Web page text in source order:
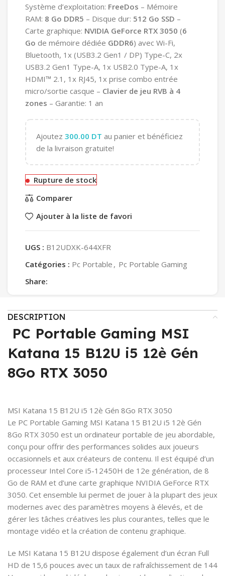
Système d’exploitation: FreeDos – Mémoire
RAM: 8 Go DDR5 – Disque dur: 512 Go SSD –
Carte graphique: NVIDIA GeForce RTX 3050 (6
Go de mémoire dédiée GDDR6) avec Wi-Fi,
Bluetooth, 1x (USB3.2 Gen1 / DP) Type-C, 2x
USB3.2 Gen1 Type-A, 1x USB2.0 Type-A, 1x
HDMI™ 2.1, 1x RJ45, 1x prise combo entrée
micro/sortie casque – Clavier de jeu RVB à 4
zones – Garantie: 1 an
Ajoutez 300.00 DT au panier et bénéficiez
de la livraison gratuite!
Rupture de stock
Comparer
Ajouter à la liste de favori
UGS : B12UDXK-644XFR
Catégories : Pc Portable , Pc Portable Gaming
Share:
DESCRIPTION
PC Portable Gaming MSI
Katana 15 B12U i5 12è Gén
8Go RTX 3050
MSI Katana 15 B12U i5 12è Gén 8Go RTX 3050
Le PC Portable Gaming MSI Katana 15 B12U i5 12è Gén
8Go RTX 3050 est un ordinateur portable de jeu abordable,
conçu pour offrir des performances solides aux joueurs
occasionnels et aux créateurs de contenu. Il est équipé d’un
processeur Intel Core i5-12450H de 12e génération, de 8
Go de RAM et d’une carte graphique NVIDIA GeForce RTX
3050. Cet ensemble lui permet de jouer à la plupart des jeux
modernes avec des paramètres moyens à élevés, et de
gérer les tâches créatives les plus courantes, telles que le
montage vidéo et la création de contenu graphique.
Le MSI Katana 15 B12U dispose également d’un écran Full
HD de 15,6 pouces avec un taux de rafraîchissement de 144